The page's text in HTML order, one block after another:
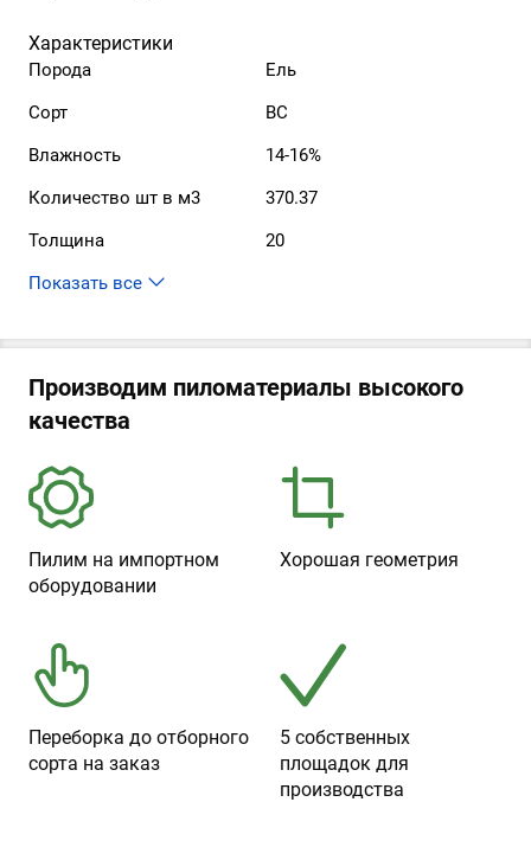
Характеристики
Порода
Ель
Сорт
ВС
Влажность
14-16%
Количество шт в м3
370.37
Толщина
20
Производим пиломатериалы высокого
качества
Пилим на импортном
оборудовании
Хорошая геометрия
Переборка до отборного
сорта на заказ
5 собственных
площадок для
производства